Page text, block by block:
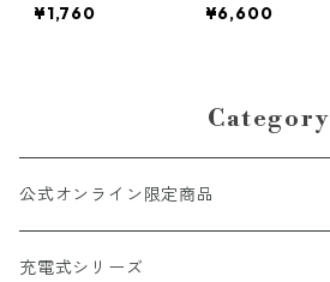
¥1,760
¥6,600
Category
公式オンライン限定商品
充電式シリーズ